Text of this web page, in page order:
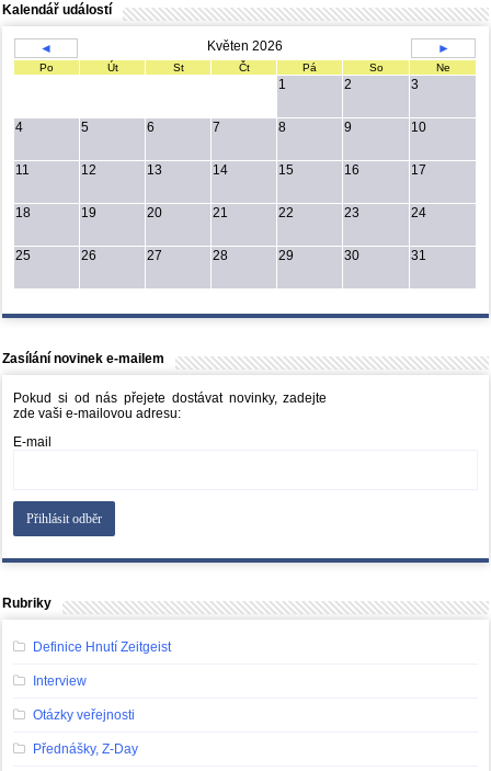
Kalendář událostí
◄ Květen 2026 ►
Po Út St Čt Pá So Ne
1 2 3
4 5 6 7 8 9 10
11 12 13 14 15 16 17
18 19 20 21 22 23 24
25 26 27 28 29 30 31
Zasílání novinek e-mailem
Pokud si od nás přejete dostávat novinky, zadejte
zde vaši e-mailovou adresu:
E-mail
Rubriky
Definice Hnutí Zeitgeist
Interview
Otázky veřejnosti
Přednášky, Z-Day